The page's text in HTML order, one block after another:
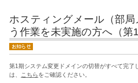
ホスティングメール（部
う作業を未実施の方へ（第
第1期システム変更ドメインの切替がすべて完
は、 こちら をご確認ください。